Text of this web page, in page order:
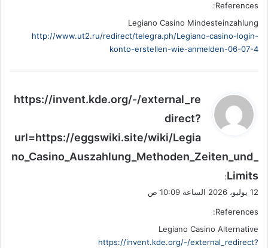
References:
Legiano Casino Mindesteinzahlung
http://www.ut2.ru/redirect/telegra.ph/Legiano-casino-login-
konto-erstellen-wie-anmelden-06-07-4
ي
و
ل
https://invent.kde.org/-/external_re
direct?
url=https://eggswiki.site/wiki/Legia
no_Casino_Auszahlung_Methoden_Zeiten_und_
Limits
:
12 يوليو، 2026 الساعة 10:09 ص
References:
Legiano Casino Alternative
https://invent.kde.org/-/external_redirect?